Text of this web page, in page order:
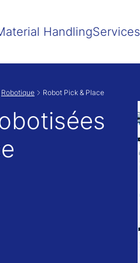
HandlingServices
Robotique Robot Pick & Place